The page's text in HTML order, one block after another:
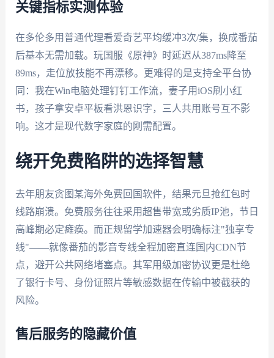
关键指标实测体验
在多伦多用普通代理看爱奇艺平均缓冲3次/集，换成番茄
后基本无需加载。玩国服《原神》时延迟从387ms降至
89ms，走位放技能不再漂移。更难得的是支持全平台协
同：我在Win电脑处理钉钉工作流，妻子用iOS刷小红
书，孩子拿安卓平板看洪恩识字，三人共用账号互不影
响。这才是现代数字家庭的刚需配置。
绕开免费陷阱的选择智慧
去年朋友贪图某海外免费回国软件，结果元旦抢红包时
线路崩溃。免费服务往往采用超售带宽或劣质IP池，节日
高峰期必定瘫痪。而正规留学加速器会明确标注"独享专
线"——就像番茄的影音专线全程加密直连国内CDN节
点，避开公共网络堵塞点。其军用级加密协议更是杜绝
了银行卡号、身份证照片等敏感数据在传输中被截获的
风险。
售后服务的隐藏价值